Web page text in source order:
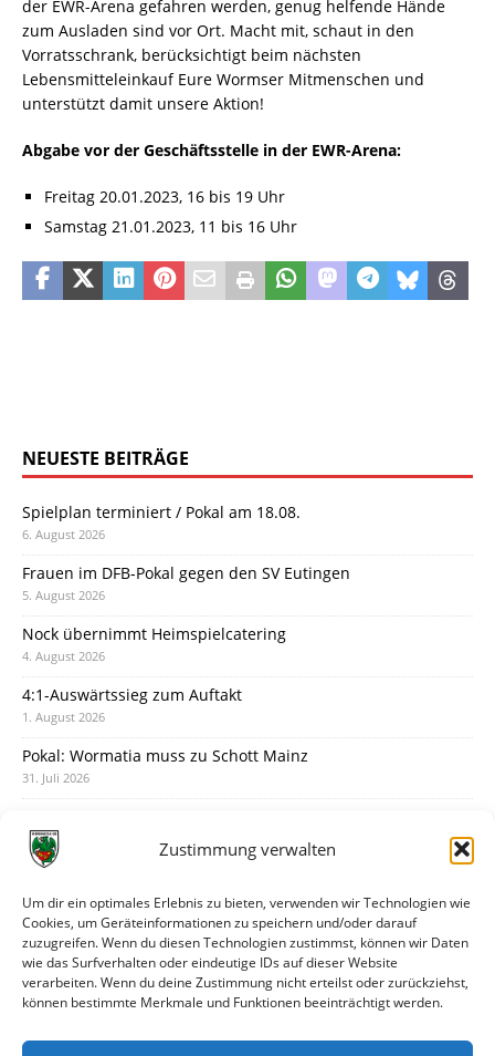
Zustimmung verwalten
Um dir ein optimales Erlebnis zu bieten, verwenden wir Technologien wie
Cookies, um Geräteinformationen zu speichern und/oder darauf
zuzugreifen. Wenn du diesen Technologien zustimmst, können wir Daten
wie das Surfverhalten oder eindeutige IDs auf dieser Website
verarbeiten. Wenn du deine Zustimmung nicht erteilst oder zurückziehst,
können bestimmte Merkmale und Funktionen beeinträchtigt werden.
der EWR-Arena gefahren werden, genug helfende Hände
zum Ausladen sind vor Ort. Macht mit, schaut in den
Vorratsschrank, berücksichtigt beim nächsten
Lebensmitteleinkauf Eure Wormser Mitmenschen und
unterstützt damit unsere Aktion!
Abgabe vor der Geschäftsstelle in der EWR-Arena:
Freitag 20.01.2023, 16 bis 19 Uhr
Samstag 21.01.2023, 11 bis 16 Uhr
NEUESTE BEITRÄGE
Spielplan terminiert / Pokal am 18.08.
6. August 2026
Frauen im DFB-Pokal gegen den SV Eutingen
5. August 2026
Nock übernimmt Heimspielcatering
4. August 2026
4:1-Auswärtssieg zum Auftakt
1. August 2026
Pokal: Wormatia muss zu Schott Mainz
31. Juli 2026
30. Juli 2026
28. Juli 2026
Neuer Rückensponsor
28. Juli 2026
Neue Podcast-Folge: So tickt Björn!